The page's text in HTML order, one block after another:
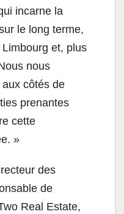
incarne la
le long terme,
Limbourg et, plus
nous
côtés de
prenantes
cette
»
des
de
Real Estate,